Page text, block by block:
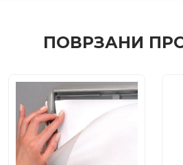
ПОВРЗАНИ